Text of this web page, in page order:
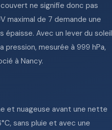
ne signifie donc pas
maximal de 7 demande une
Avec un lever du soleil
mesurée à 999 hPa,
à Nancy.
et nuageuse avant une nette
sans pluie et avec une